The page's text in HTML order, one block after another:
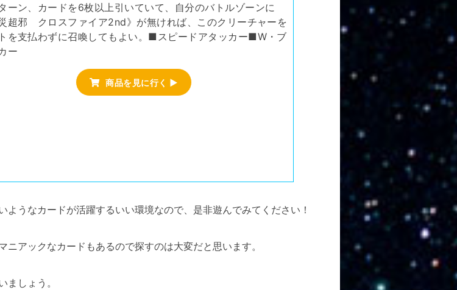
ーン、カードを6枚以上引いていて、自分のバトルゾーンに
災超邪 クロスファイア2nd》が無ければ、このクリーチャーを
を支払わずに召喚してもよい。■スピードアタッカー■W・ブ
ー
商品を見に行く ▶
うなカードが活躍するいい環境なので、是非遊んでみてください！
アックなカードもあるので探すのは大変だと思います。
しょう。